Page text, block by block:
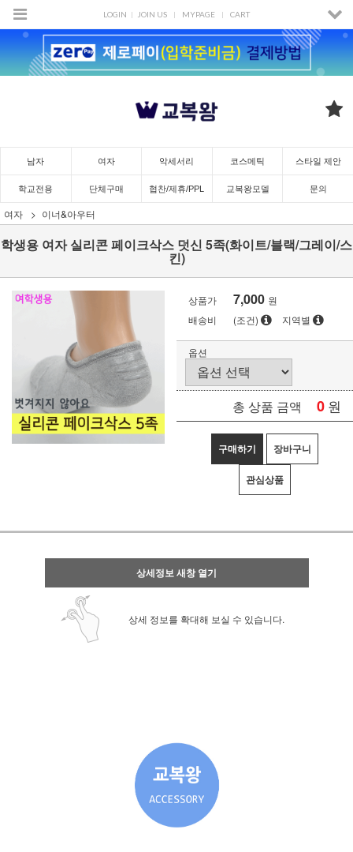
LOGIN JOIN US MYPAGE CART
남자 여자 악세서리 코스메틱 스타일 제안
학교전용 단체구매 협찬/제휴/PPL 교복왕모델 문의
여자 이너&아우터
학생용 여자 실리콘 페이크삭스 덧신 5족(화이트/블랙/그레이/스
킨)
상품가 7,000 원
배송비
(조건) 지역별
옵션
총 상품 금액 0 원
구매하기 장바구니
관심상품
상세정보 새창 열기
상세 정보를 확대해 보실 수 있습니다.